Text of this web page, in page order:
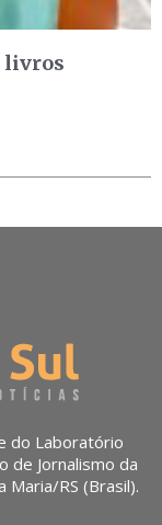
livros
do Laboratório
de Jornalismo da
Maria/RS (Brasil).